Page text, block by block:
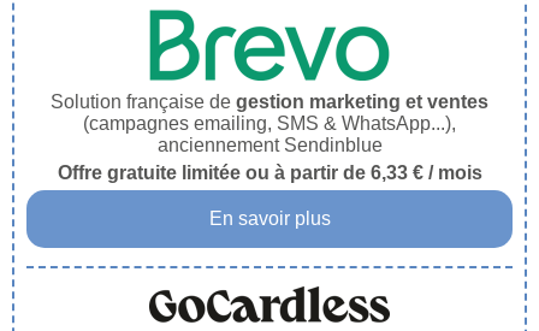
Solution française de gestion marketing et ventes
(campagnes emailing, SMS & WhatsApp...),
anciennement Sendinblue
Offre gratuite limitée ou à partir de 6,33 € / mois
En savoir plus